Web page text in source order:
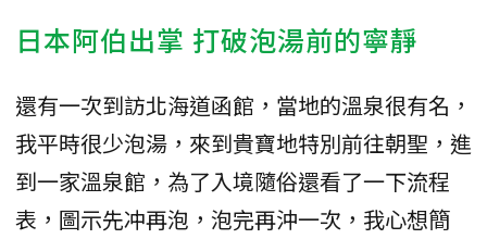
日本阿伯出掌 打破泡湯前的寧靜
還有一次到訪北海道函館，當地的溫泉很有名，
我平時很少泡湯，來到貴寶地特別前往朝聖，進
到一家溫泉館，為了入境隨俗還看了一下流程
表，圖示先冲再泡，泡完再沖一次，我心想簡